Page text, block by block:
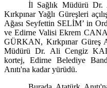
İl Sağlık Müdürü
Kırkpınar Yağlı Güreşleri
Ağası Seyfettin SELİM’ in
ve Edirne Valisi Ekrem
GÜRKAN, Kırkpınar Güreş
Müdürü Dr. Ali Cengiz
kortej, Edirne Belediye
Anıtı'na kadar yürüdü.